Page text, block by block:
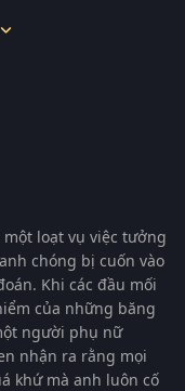
loạt vụ việc tưởng
chóng bị cuốn vào
Khi các đầu mối
của những băng
người phụ nữ
nhận ra rằng mọi
khứ mà anh luôn cố